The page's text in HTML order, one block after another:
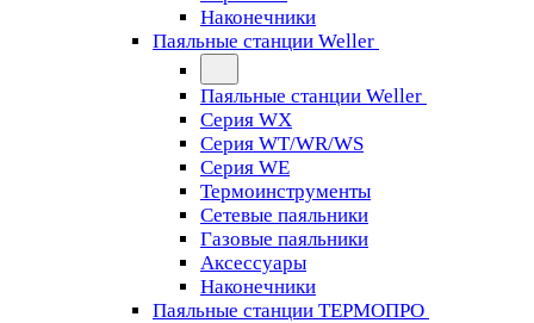
Наконечники
Паяльные станции Weller
Паяльные станции Weller
Серия WX
Серия WT/WR/WS
Серия WE
Термоинструменты
Сетевые паяльники
Газовые паяльники
Аксессуары
Наконечники
Паяльные станции ТЕРМОПРО